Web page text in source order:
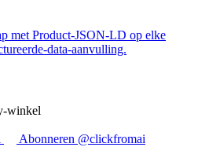
met Product-JSON-LD op elke
data-aanvulling.
winkel
Abonneren @clickfromai